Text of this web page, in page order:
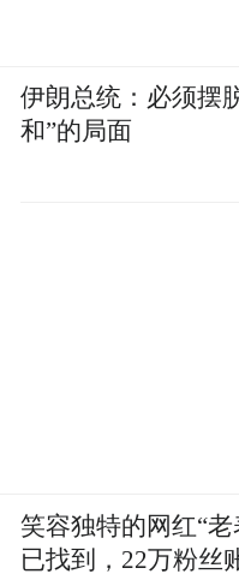
伊朗总统：必须摆
和”的局面
笑容独特的网红“老
已找到，22万粉丝